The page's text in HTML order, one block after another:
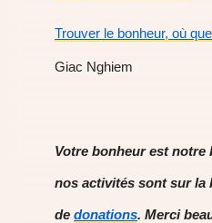
Trouver le bonheur, où
Giac Nghiem
Votre bonheur est notre
nos activités sont sur la
de donations. Merci